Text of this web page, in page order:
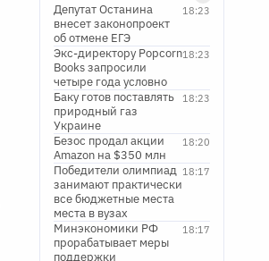
18:23
Депутат Останина
внесет законопроект
об отмене ЕГЭ
18:23
Экс-директору Popcorn
Books запросили
четыре года условно
18:23
Баку готов поставлять
природный газ
Украине
18:20
Безос продал акции
Amazon на $350 млн
18:17
Победители олимпиад
занимают практически
все бюджетные места
места в вузах
18:17
Минэкономики РФ
прорабатывает меры
поддержки